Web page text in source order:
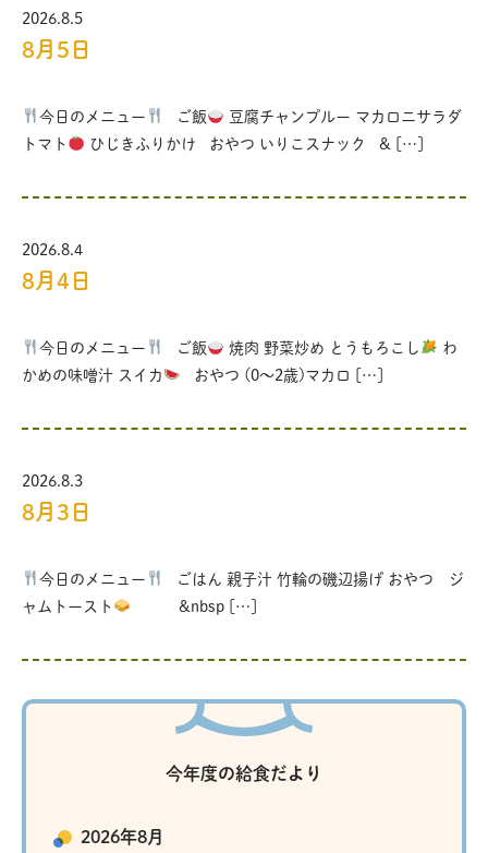
2026.8.5
8月5日
今日のメニュー ご飯
豆腐チャンプルー マカロニサラダ
トマト
ひじきふりかけ おやつ いりこスナック & […]
2026.8.4
8月4日
今日のメニュー ご飯 焼肉 野菜炒め とうもろこし
わ
かめの味噌汁 スイカ
おやつ (0〜2歳)マカロ […]
2026.8.3
8月3日
今日のメニュー
ごはん 親子汁 竹輪の磯辺揚げ おやつ ジ
ャムトースト
&nbsp […]
今年度の給食だより
2026年8月